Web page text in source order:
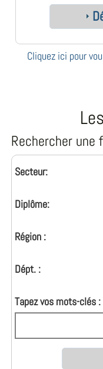
Cliquez ici pour
Rechercher une
Secteur:
Diplôme:
Région :
Dépt. :
Tapez vos mots-clés :